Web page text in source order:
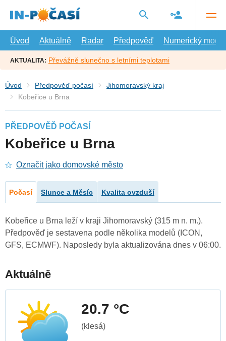
hlavní
Úvod
Aktuálně Radar Předpověď Numerický model
AKTUALITA: Převážně slunečno s letními teplotami
Úvod Předpověď počasí
Jihomoravský kraj
Kobeřice u Brna
PŘEDPOVĚĎ POČASÍ
Kobeřice u Brna
Označit jako domovské město
Počasí Slunce a Měsíc Kvalita ovzduší
Kobeřice u Brna leží v kraji Jihomoravský (315 m n. m.).
Předpověď je sestavena podle několika modelů (ICON,
GFS, ECMWF). Naposledy byla aktualizována dnes v 06:00.
Aktuálně
20.7 °C
(klesá)